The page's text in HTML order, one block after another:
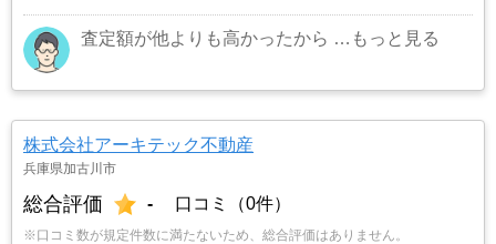
査定額が他よりも高かったから …もっと見る
株式会社アーキテック不動産
兵庫県加古川市
総合評価 - 口コミ（0件）
※口コミ数が規定件数に満たないため、総合評価はありません。